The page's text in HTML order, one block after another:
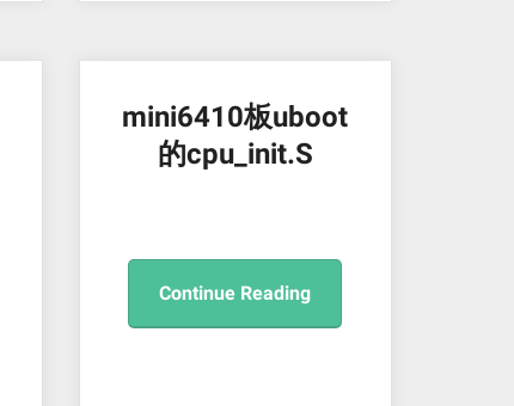
mini6410板uboot
的cpu_init.S
Continue Reading